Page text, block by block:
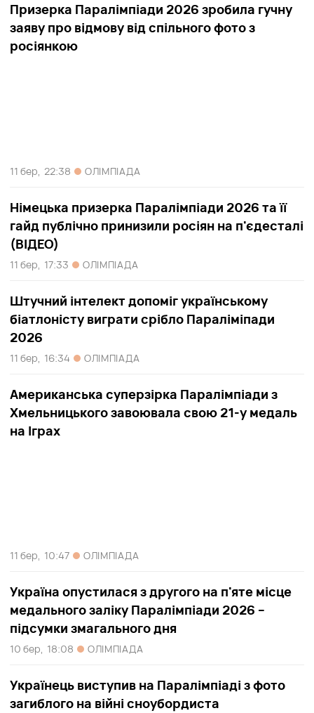
Призерка Паралімпіади 2026 зробила гучну
заяву про відмову від спільного фото з
росіянкою
11 бер, 22:38 ОЛІМПІАДА
Німецька призерка Паралімпіади 2026 та її
гайд публічно принизили росіян на п'єдесталі
(ВІДЕО)
11 бер, 17:33 ОЛІМПІАДА
Штучний інтелект допоміг українському
біатлоністу виграти срібло Параліміпади
2026
11 бер, 16:34 ОЛІМПІАДА
Американська суперзірка Паралімпіади з
Хмельницького завоювала свою 21-у медаль
на Іграх
11 бер, 10:47 ОЛІМПІАДА
Україна опустилася з другого на п'яте місце
медального заліку Паралімпіади 2026 –
підсумки змагального дня
10 бер, 18:08 ОЛІМПІАДА
Українець виступив на Паралімпіаді з фото
загиблого на війні сноубордиста